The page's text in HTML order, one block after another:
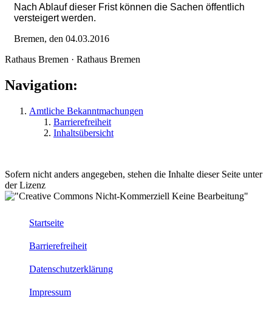
Nach Ablauf dieser Frist können die Sachen öffentlich
versteigert werden.
Bremen, den 04.03.2016
Rathaus Bremen · Rathaus Bremen
Navigation:
Amtliche Bekanntmachungen
Barrierefreiheit
Inhaltsübersicht
Sofern nicht anders angegeben, stehen die Inhalte dieser Seite unter
der Lizenz
Startseite
Barrierefreiheit
Datenschutzerklärung
Impressum